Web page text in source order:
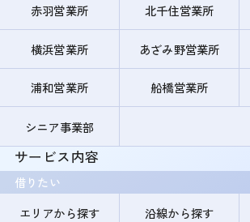
赤羽営業所 北千住営業所
横浜営業所 あざみ野営業所
浦和営業所 船橋営業所
シニア事業部
サービス内容
借りたい
エリアから探す
沿線から探す